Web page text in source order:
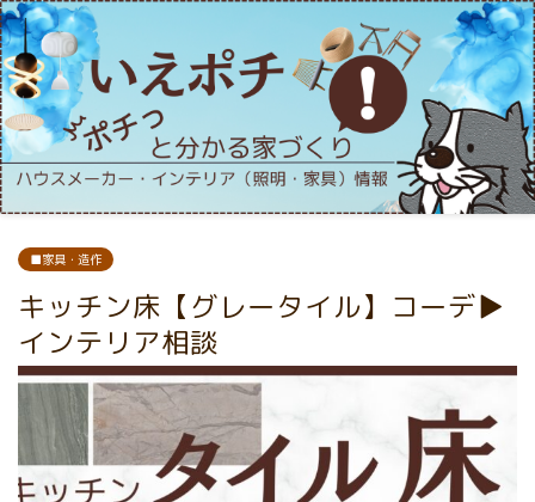
■家具・造作
キッチン床【グレータイル】コーデ▶
インテリア相談